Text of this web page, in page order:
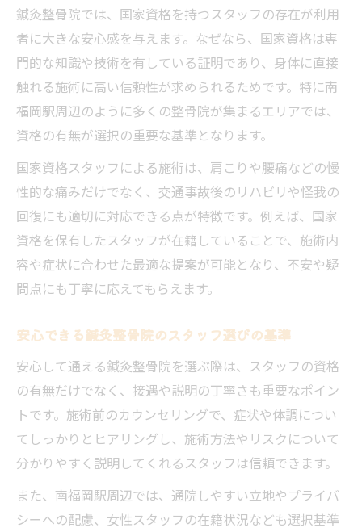
鍼灸整骨院では、国家資格を持つスタッフの存在が利用
者に大きな安心感を与えます。なぜなら、国家資格は専
門的な知識や技術を有している証明であり、身体に直接
触れる施術に高い信頼性が求められるためです。特に南
福岡駅周辺のように多くの整骨院が集まるエリアでは、
資格の有無が選択の重要な基準となります。
国家資格スタッフによる施術は、肩こりや腰痛などの慢
性的な痛みだけでなく、交通事故後のリハビリや怪我の
回復にも適切に対応できる点が特徴です。例えば、国家
資格を保有したスタッフが在籍していることで、施術内
容や症状に合わせた最適な提案が可能となり、不安や疑
問点にも丁寧に応えてもらえます。
安心できる鍼灸整骨院のスタッフ選びの基準
安心して通える鍼灸整骨院を選ぶ際は、スタッフの資格
の有無だけでなく、接遇や説明の丁寧さも重要なポイン
トです。施術前のカウンセリングで、症状や体調につい
てしっかりとヒアリングし、施術方法やリスクについて
分かりやすく説明してくれるスタッフは信頼できます。
また、南福岡駅周辺では、通院しやすい立地やプライバ
シーへの配慮、女性スタッフの在籍状況なども選択基準